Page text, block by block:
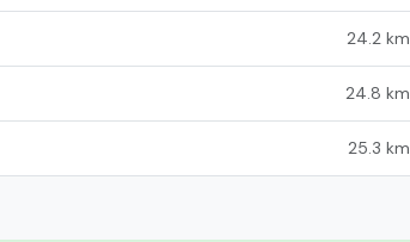
24.2 km
24.8 km
25.3 km